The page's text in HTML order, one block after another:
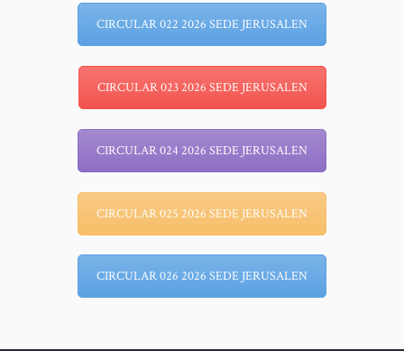
CIRCULAR 022 2026 SEDE JERUSALEN
CIRCULAR 023 2026 SEDE JERUSALEN
CIRCULAR 024 2026 SEDE JERUSALEN
CIRCULAR 025 2026 SEDE JERUSALEN
CIRCULAR 026 2026 SEDE JERUSALEN